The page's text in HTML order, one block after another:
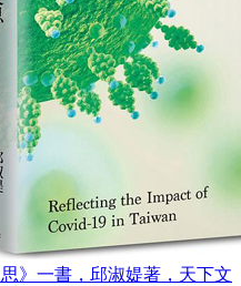
》一書，邱淑媞著，天下文